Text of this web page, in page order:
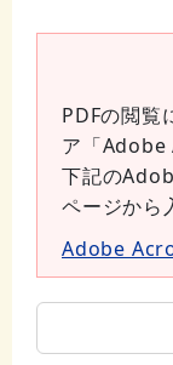
PDFの閲覧
ア「Adobe
下記の
ページから
Adobe